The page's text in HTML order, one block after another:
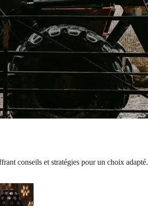
conseils et stratégies pour un choix adapté.